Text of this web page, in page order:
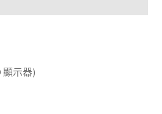
顯示器)